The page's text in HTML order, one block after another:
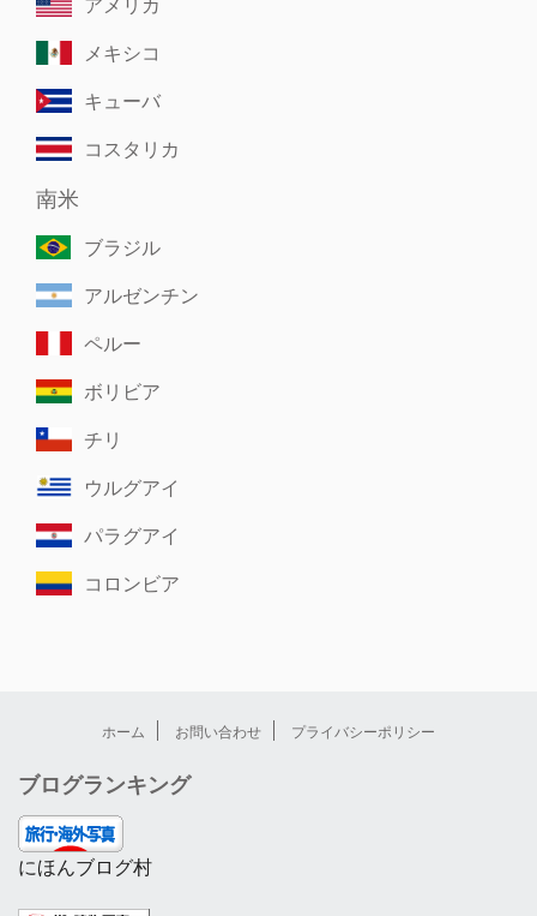
メキシコ
キューバ
コスタリカ
南米
ブラジル
アルゼンチン
ペルー
ボリビア
チリ
ウルグアイ
パラグアイ
コロンビア
ホーム お問い合わせ プライバシーポリシー
ブログランキング
にほんブログ村